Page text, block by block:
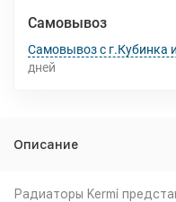
Самовывоз
Самовывоз с г.Кубинка
дней
Описание
Радиаторы Kermi